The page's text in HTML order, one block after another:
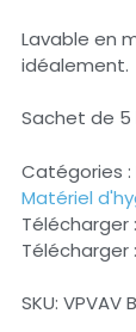
Lavable en
idéalement.
Sachet de
Catégories :
Matériel
Télécharger :
Télécharger :
SKU: VPVAV